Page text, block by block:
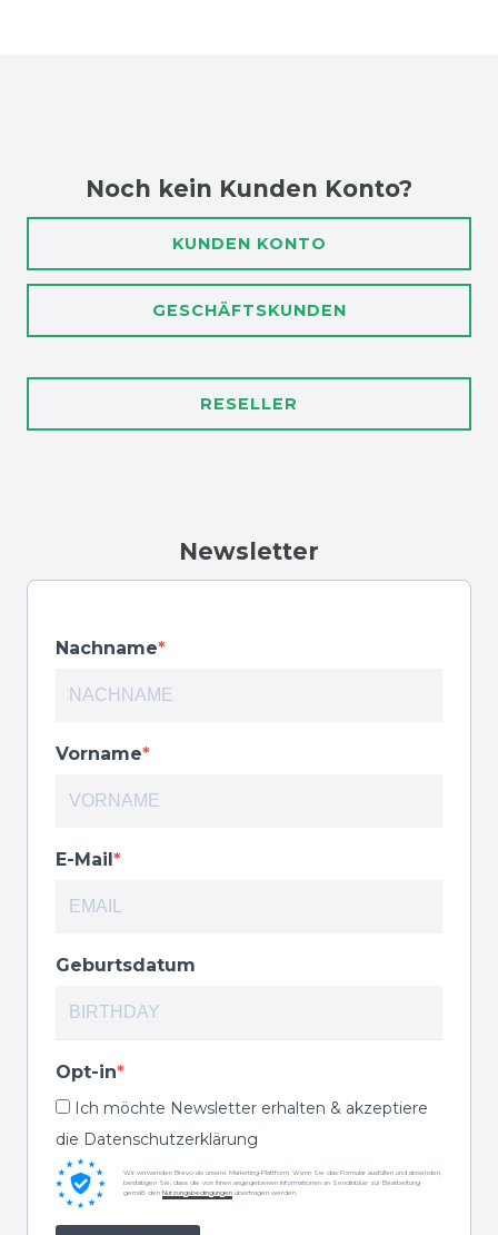
Noch kein Kunden Konto?
KUNDEN KONTO
GESCHÄFTSKUNDEN
RESELLER
Newsletter
Nachname
Vorname
E-Mail
Geburtsdatum
Opt-in
Ich möchte Newsletter erhalten & akzeptiere
die Datenschutzerklärung
Wir verwenden Brevo als unsere Marketing-Plattform. Wenn Sie das Formular ausfüllen und absenden,
bestätigen Sie, dass die von Ihnen angegebenen Informationen an Sendinblue zur Bearbeitung
gemäß den Nutzungsbedingungen übertragen werden.